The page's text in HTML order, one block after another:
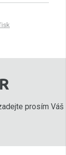
prosím Váš